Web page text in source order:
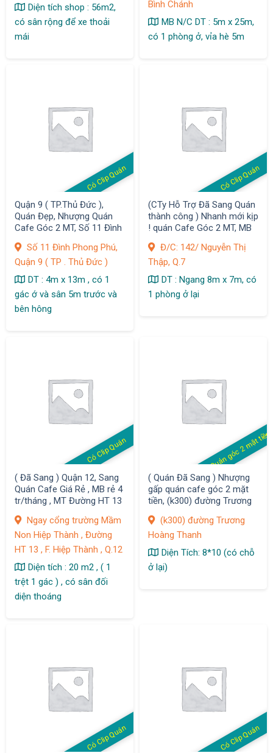
Diện tích shop : 56m2,
có sân rộng để xe thoải
mái
Bình Chánh
MB N/C DT : 5m x 25m,
có 1 phòng ở, vỉa hè 5m
Có Clip Quán
Quận 9 ( TP.Thủ Đức ),
Quán Đẹp, Nhượng Quán
Cafe Góc 2 MT, Số 11 Đình
Số 11 Đình Phong Phú,
Quận 9 ( TP . Thủ Đức )
DT : 4m x 13m , có 1
gác ớ và sân 5m trước và
bên hông
Có Clip Quán
(CTy Hỗ Trợ Đã Sang Quán
thành công ) Nhanh mới kịp
! quán Cafe Góc 2 MT, MB
tr/ ngày
Đ/C: 142/ Nguyễn Thị
Thập, Q.7
DT : Ngang 8m x 7m, có
1 phòng ở lại
Có Clip Quán
( Đã Sang ) Quận 12, Sang
Quán Cafe Giá Rẻ , MB rẻ 4
tr/tháng , MT Đường HT 13
Ngay cổng trường Mầm
Non Hiệp Thành , Đường
HT 13 , F. Hiệp Thành , Q.12
Diện tích : 20 m2 , ( 1
trệt 1 gác ) , có sân đối
diện thoáng
Quán góc 2 mặt tiền
( Quán Đã Sang ) Nhượng
gấp quán cafe góc 2 mặt
tiền, (k300) đường Trương
Tân Bình
(k300) đường Trương
Hoàng Thanh
Diện Tích: 8*10 (có chỗ
ở lại)
Có Clip Quán Có Clip Quán